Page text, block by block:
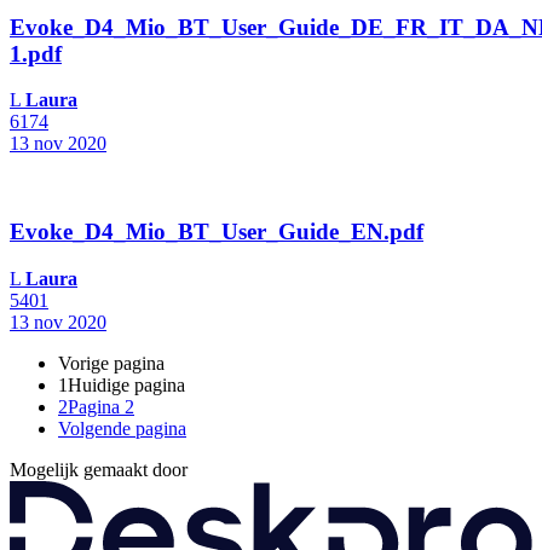
1.pdf
L Laura
6174
13 nov 2020
Evoke_D4_Mio_BT_User_Guide_EN.pdf
L Laura
5401
13 nov 2020
Vorige pagina
1Huidige pagina
2Pagina 2
Volgende pagina
Mogelijk gemaakt door